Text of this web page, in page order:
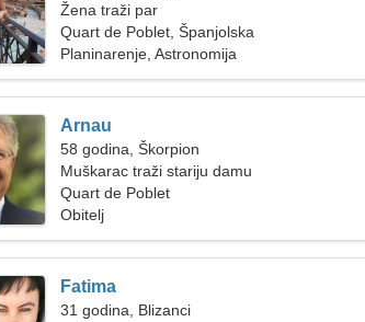
Žena traži par
Quart de Poblet, Španjolska
Planinarenje, Astronomija
Arnau
58 godina, Škorpion
Muškarac traži stariju damu
Quart de Poblet
Obitelj
Fatima
31 godina, Blizanci